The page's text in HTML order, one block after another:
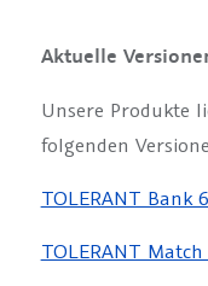
Aktuelle
Unsere Produkte
folgenden
TOLERANT Bank
TOLERANT